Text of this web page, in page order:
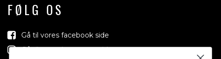
FØLG OS
Gå til vores facebook side
Gå til vores Instagram side